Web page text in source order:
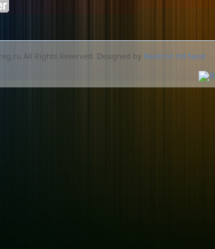
All Rights Reserved. Designed by Neotron ltd.faust